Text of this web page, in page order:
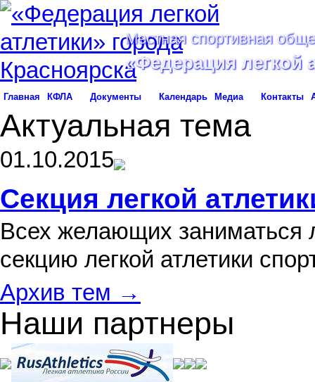
Местная спортивная
«Федерация легкой
Главная КФЛА Документы Календарь Медиа Контакты
Актуальная тема
01.10.2015
Секция легкой
Всех желающих заниматься
секцию легкой атлетики
Архив тем →
Наши партнеры